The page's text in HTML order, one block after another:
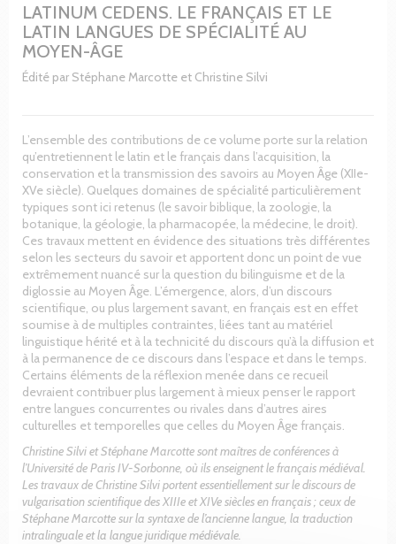
LATINUM CEDENS. LE FRANÇAIS ET LE
LATIN LANGUES DE SPÉCIALITÉ AU
MOYEN-ÂGE
Édité par Stéphane Marcotte et Christine Silvi
L’ensemble des contributions de ce volume porte sur la relation
qu’entretiennent le latin et le français dans l’acquisition, la
conservation et la transmission des savoirs au Moyen Âge (XIIe-
XVe siècle). Quelques domaines de spécialité particulièrement
typiques sont ici retenus (le savoir biblique, la zoologie, la
botanique, la géologie, la pharmacopée, la médecine, le droit).
Ces travaux mettent en évidence des situations très différentes
selon les secteurs du savoir et apportent donc un point de vue
extrêmement nuancé sur la question du bilinguisme et de la
diglossie au Moyen Âge. L’émergence, alors, d’un discours
scientifique, ou plus largement savant, en français est en effet
soumise à de multiples contraintes, liées tant au matériel
linguistique hérité et à la technicité du discours qu’à la diffusion et
à la permanence de ce discours dans l’espace et dans le temps.
Certains éléments de la réflexion menée dans ce recueil
devraient contribuer plus largement à mieux penser le rapport
entre langues concurrentes ou rivales dans d’autres aires
culturelles et temporelles que celles du Moyen Âge français.
Christine Silvi et Stéphane Marcotte sont maîtres de conférences à
l’Université de Paris IV-Sorbonne, où ils enseignent le français médiéval.
Les travaux de Christine Silvi portent essentiellement sur le discours de
vulgarisation scientifique des XIIIe et XIVe siècles en français ; ceux de
Stéphane Marcotte sur la syntaxe de l’ancienne langue, la traduction
intralinguale et la langue juridique médiévale.